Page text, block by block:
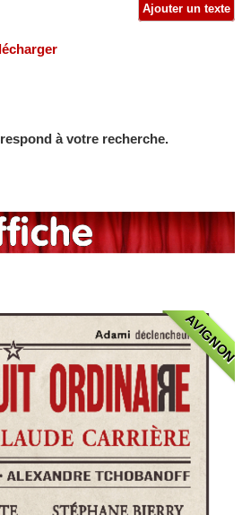
Ajouter un texte
à votre recherche.
AVIGNON